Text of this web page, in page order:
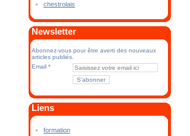
chestrolais
Newsletter
Abonnez-vous pour être averti des nouveaux
articles publiés.
Email
Liens
formation